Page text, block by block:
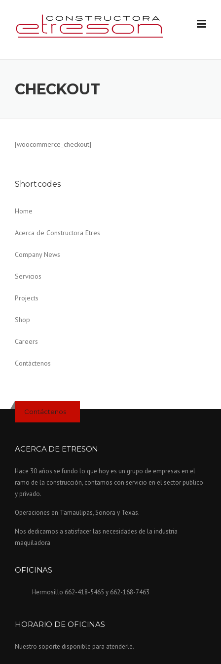
content
CHECKOUT
[woocommerce_checkout]
Shortcodes
Home
Acerca de Constructora Etres
Company News
Servicios
Projects
Shop
Careers
Contáctenos
Contáctenos
ACERCA DE ETRESON
Hace 30 años se fundo lo que hoy es un grupo de empresas en el
ramo de la construcción, contamos con servicio en el sector publico
y privado.
Operaciones en Tamaulipas, Sonora y Texas.
Nos dedicamos a satisfacer las necesidades de la industria
maquiladora
OFICINAS
Hermosillo 662-418-5465 y 662-168-7463
HORARIO DE OFICINAS
Nuestro soporte disponible para atenderle.